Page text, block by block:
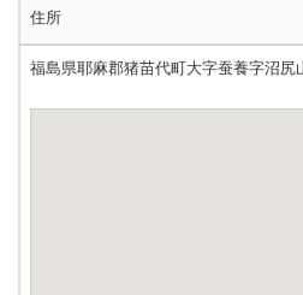
住所
福島県耶麻郡猪苗代町大字蚕養字沼